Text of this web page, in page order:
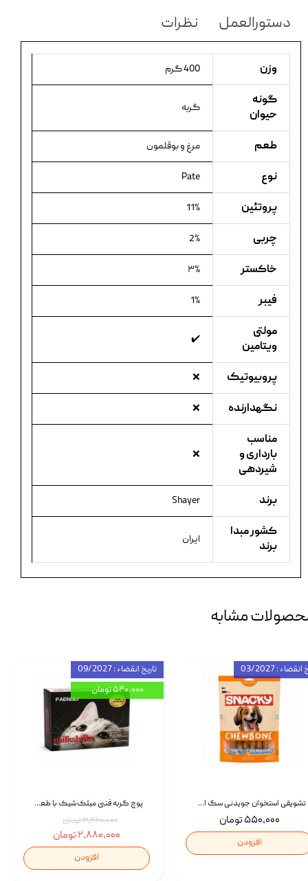
دستورالعمل
نظرات
وزن 400 گرم
گونه
حیوان
گربه
طعم مرغ و بوقلمون
نوع Pate
پروتئین 11%
چربی 2%
خاکستر ۳%
فیبر 1%
مولتی
ویتامین
✔️
پروبیوتیک ❌
نگهدارنده ❌
مناسب
بارداری و
شیردهی
❌
برند Shayer
کشور مبدا
برند
ایران
مشابه
پوچ گربه فنبی میلک‌شیک با طعم مرغ Faenbei Cat Milk Shake Pouch بسته 12 عددی
۳,۴۲۰,۰۰۰ تومان
۲,۸۸۰,۰۰۰ تومان
افزودن
تاریخ انقضاء : 09/2027
۵۴۰,۰۰۰ تومان
تشویقی استخوان جویدنی سگ اسنکی کرانچی با طعم مرغ Snacky Crunchy Munchy وزن 100 گرم
۵۵۰,۰۰۰ تومان
افزودن
: 03/2027